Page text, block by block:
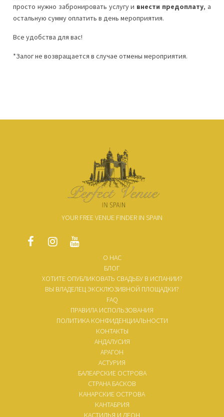
просто нужно забронировать услугу и внести предоплату, а
остальную сумму оплатить в день мероприятия.
Все удобства для вас!
*Залог не возвращается в случае отмены мероприятия.
YOUR FREE VENUE FINDER IN SPAIN
О НАС
БЛОГ
ХОТИТЕ ОПУБЛИКОВАТЬ СВАДЬБУ В ИСПАНИИ?
ВЫ ВЛАДЕЛЕЦ ЭКСКЛЮЗИВНОЙ ПЛОЩАДКИ?
FAQ
ПРАВИЛА ИСПОЛЬЗОВАНИЯ
ПОЛИТИКА КОНФИДЕНЦИАЛЬНОСТИ
КОНТАКТЫ
АНДАЛУСИЯ
АРАГОН
АСТУРИЯ
БАЛЕАРСКИЕ ОСТРОВА
СТРАНА БАСКОВ
КАНАРСКИЕ ОСТРОВА
КАНТАБРИЯ
КАСТИЛЬЯ И ЛЕОН